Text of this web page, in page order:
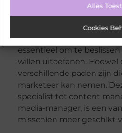
Alles
Cookies
Voor digitale marketeers
online marketing willen
essentieel om te
willen uitoefenen. Hoewel
verschillende paden zijn
marketeer kan nemen.
specialist tot content
media-manager, is een
misschien meer geschikt